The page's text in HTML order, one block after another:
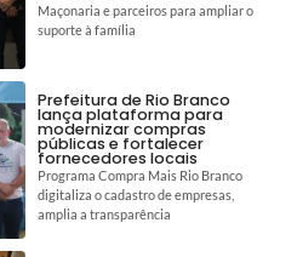
Maçonaria e parceiros para ampliar o
suporte à família
Prefeitura de Rio Branco
lança plataforma para
modernizar compras
públicas e fortalecer
fornecedores locais
Programa Compra Mais Rio Branco
digitaliza o cadastro de empresas,
amplia a transparência